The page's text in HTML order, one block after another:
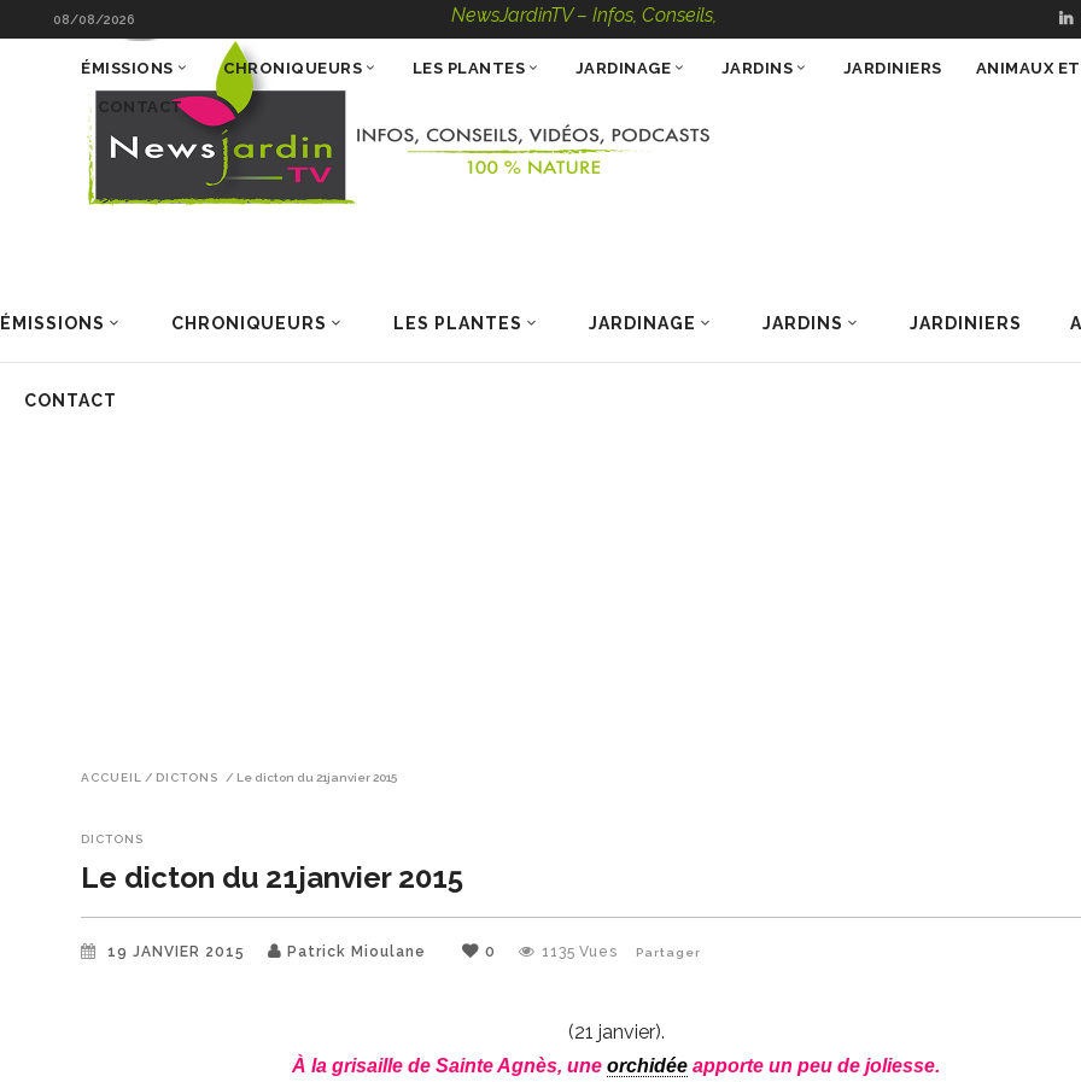
08/08/2026 NewsJardinTV – Infos, Conseils, Vidéos, Podcasts – 100 % Nature
ÉMISSIONS CHRONIQUEURS LES PLANTES JARDINAGE JARDINS JARDINIERS
CONTACT
ÉMISSIONS CHRONIQUEURS LES PLANTES JARDINAGE JARDINS JARDINIERS ANIMAUX
CONTACT
ACCUEIL / DICTONS / Le dicton du 21janvier 2015
DICTONS
Le dicton du 21janvier 2015
19 JANVIER 2015 Patrick Mioulane 0 1135 Vues Partager
(21 janvier).
À la grisaille de Sainte Agnès, uneorchidée apporte un peu de joliesse.